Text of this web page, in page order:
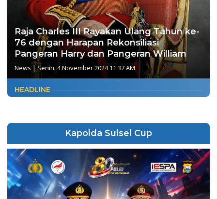
Raja Charles III Rayakan Ulang Tahun ke-
76 dengan Harapan Rekonsiliasi
Pangeran Harry dan Pangeran William
News|Senin, 4 November 2024 11:37 AM
HEADLINE
Kapolda Sulsel Cup